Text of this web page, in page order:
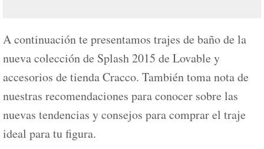
A continuación te presentamos trajes de baño de la
nueva colección de Splash 2015 de Lovable y
accesorios de tienda Cracco. También toma nota de
nuestras recomendaciones para conocer sobre las
nuevas tendencias y consejos para comprar el traje
ideal para tu figura.